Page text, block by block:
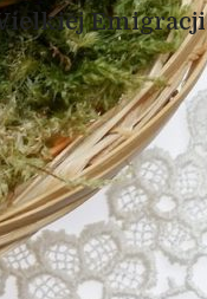
Emigracji